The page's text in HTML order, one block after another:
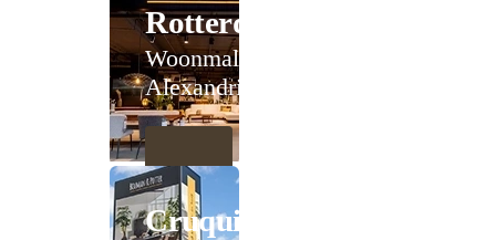
Rotterdam
Woonmall
Alexandrium
Cruquius